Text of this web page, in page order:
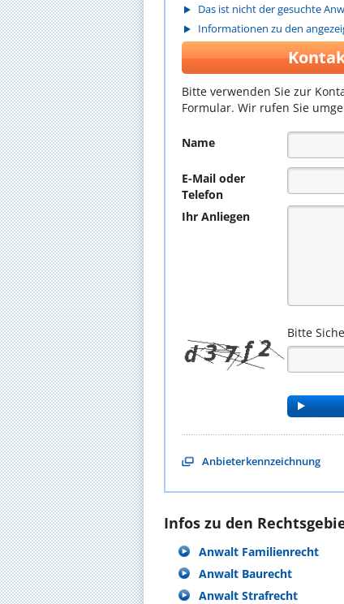
Das ist nicht der gesuchte
Informationen zu den
Bitte verwenden Sie zur
Formular. Wir rufen Sie
Name
E-Mail oder
Telefon
Ihr Anliegen
Bitte
Anbieterkennzeichnung
Infos zu den
Anwalt Familienrecht
Anwalt Baurecht
Anwalt Strafrecht